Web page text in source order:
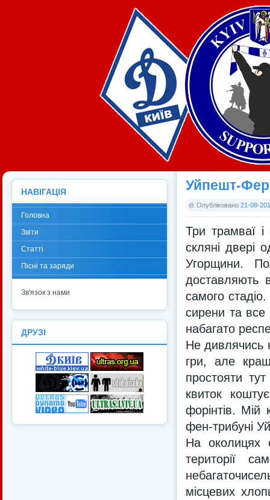
Уйпешт-
Опубліковано 21-08-
Три трамваї
скляні двері
Угорщини.
доставляють
самого
сирени та все
набагато
Не дивлячись
гри, але
простояти
квиток
форінтів.
фен-трибуні
На околицях
території
місцевих
НАВІГАЦІЯ
Головна
Звіти
Статті
Пісні та заряди
Зв'язок з нами
ДРУЗІ